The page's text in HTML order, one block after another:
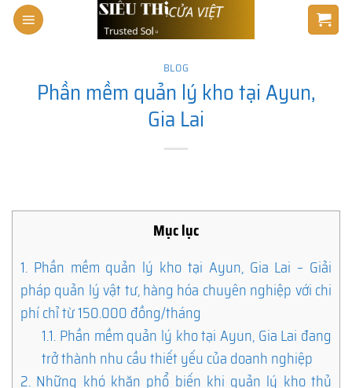
Skip
BLOG
Phần mềm quản lý kho tại Ayun,
Gia Lai
Mục lục
1. Phần mềm quản lý kho tại Ayun, Gia Lai – Giải
pháp quản lý vật tư, hàng hóa chuyên nghiệp với chi
phí chỉ từ 150.000 đồng/tháng
1.1. Phần mềm quản lý kho tại Ayun, Gia Lai đang
trở thành nhu cầu thiết yếu của doanh nghiệp
2. Những khó khăn phổ biến khi quản lý kho thủ